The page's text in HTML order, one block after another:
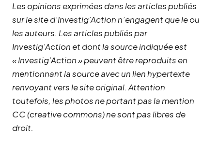
Les opinions exprimées dans les articles publiés
sur le site d’Investig’Action n’engagent que le ou
les auteurs. Les articles publiés par
Investig’Action et dont la source indiquée est
« Investig’Action » peuvent être reproduits en
mentionnant la source avec un lien hypertexte
renvoyant vers le site original. Attention
toutefois, les photos ne portant pas la mention
CC (creative commons) ne sont pas libres de
droit.